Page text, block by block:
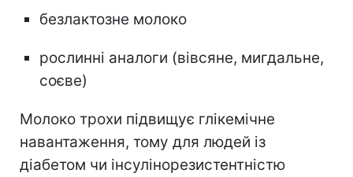
безлактозне молоко
рослинні аналоги (вівсяне, мигдальне,
соєве)
Молоко трохи підвищує глікемічне
навантаження, тому для людей із
діабетом чи інсулінорезистентністю